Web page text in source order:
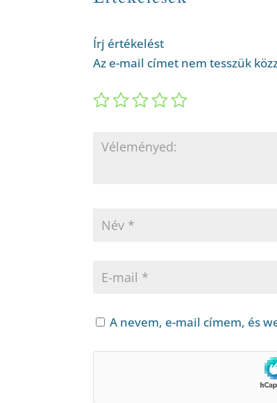
Írj értékelést
Az e-mail címet nem tesszük
A nevem, e-mail címem, és